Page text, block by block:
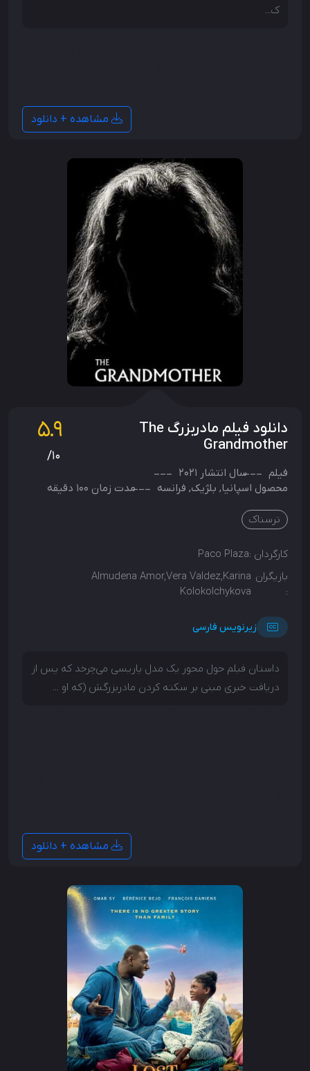
ک...
مشاهده + دانلود
دانلود فیلم مادربزرگ The
Grandmother
5.9
/10
فیلم سال انتشار 2021
محصول اسپانیا, بلژیک, فرانسه مدت زمان 100 دقیقه
ترسناک
کارگردان :Paco Plaza
بازیگران
:
Almudena Amor,Vera Valdez,Karina
Kolokolchykova
زیرنویس فارسی
داستان فیلم حول محور یک مدل پاریسی می‌چرخد که پس از
دریافت خبری مبنی بر سکته کردن مادربزرگش (که او ...
مشاهده + دانلود